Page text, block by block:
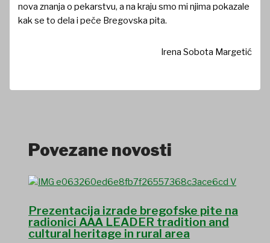
nova znanja o pekarstvu, a na kraju smo mi njima pokazale
kak se to dela i peče Bregovska pita.
Irena Sobota Margetić
Povezane novosti
Prezentacija izrade bregofske pite na
radionici AAA LEADER tradition and
cultural heritage in rural area